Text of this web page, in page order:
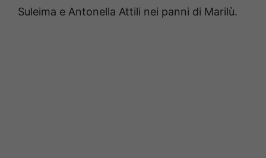
Suleima e Antonella Attili nei panni di Marilù.